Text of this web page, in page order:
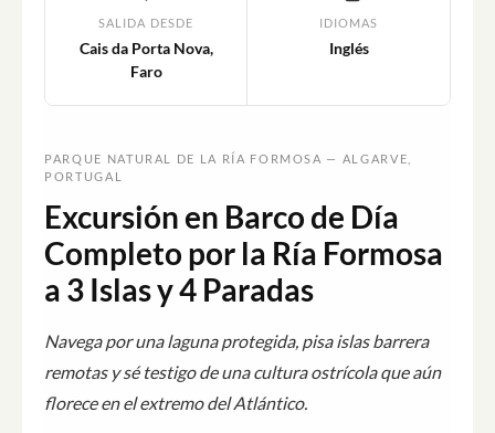
SALIDA DESDE
Cais da Porta Nova,
Faro
IDIOMAS
Inglés
PARQUE NATURAL DE LA RÍA FORMOSA — ALGARVE,
PORTUGAL
Excursión en Barco de Día
Completo por la Ría Formosa
a 3 Islas y 4 Paradas
Navega por una laguna protegida, pisa islas barrera
remotas y sé testigo de una cultura ostrícola que aún
florece en el extremo del Atlántico.